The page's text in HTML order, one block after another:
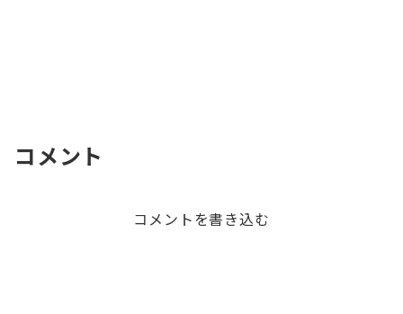
コメント
コメントを書き込む